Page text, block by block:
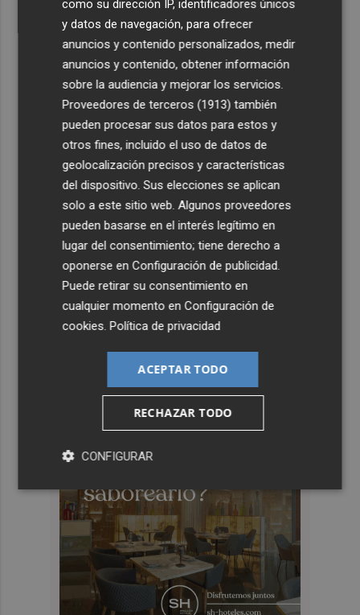
como su dirección IP, identificadores únicos
y datos de navegación, para ofrecer
anuncios y contenido personalizados, medir
anuncios y contenido, obtener información
sobre la audiencia y mejorar los servicios.
Proveedores de terceros (1913) también
pueden procesar sus datos para estos y
otros fines, incluido el uso de datos de
geolocalización precisos y características
del dispositivo. Sus elecciones se aplican
solo a este sitio web. Algunos proveedores
pueden basarse en el interés legítimo en
lugar del consentimiento; tiene derecho a
oponerse enConfiguración de publicidad
Puede retirar su consentimiento en
cualquier momento enConfiguración de
cookies .Política de privacidad
ACEPTAR TODO
RECHAZAR TODO
CONFIGURAR